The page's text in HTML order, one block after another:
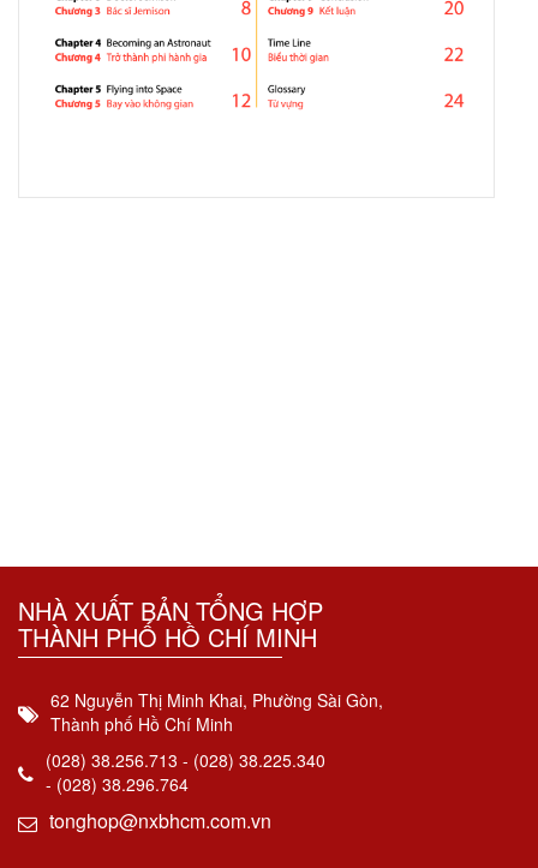
NHÀ XUẤT BẢN TỔNG HỢP
THÀNH PHỐ HỒ CHÍ MINH
62 Nguyễn Thị Minh Khai, Phường Sài Gòn,
Thành phố Hồ Chí Minh
(028) 38.256.713 - (028) 38.225.340
- (028) 38.296.764
tonghop@nxbhcm.com.vn